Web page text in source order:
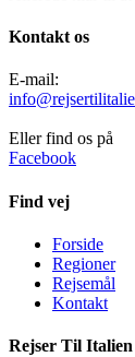
Kontakt os
E-mail:
Eller find os på
Facebook
Find vej
Forside
Regioner
Rejsemål
Kontakt
Rejser Til Italien